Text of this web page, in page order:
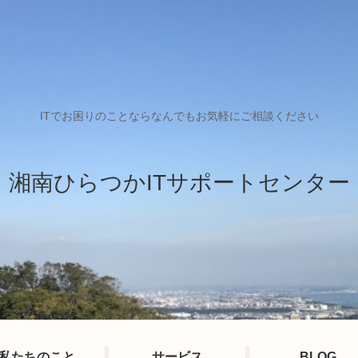
ITでお困りのことならなんでもお気軽にご相談ください
湘南ひらつかITサポートセンター